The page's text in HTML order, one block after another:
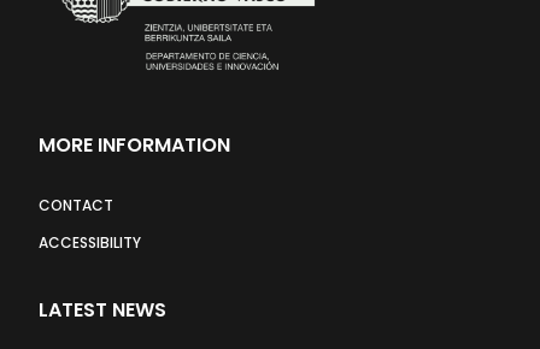
MORE INFORMATION
CONTACT
ACCESSIBILITY
LATEST NEWS